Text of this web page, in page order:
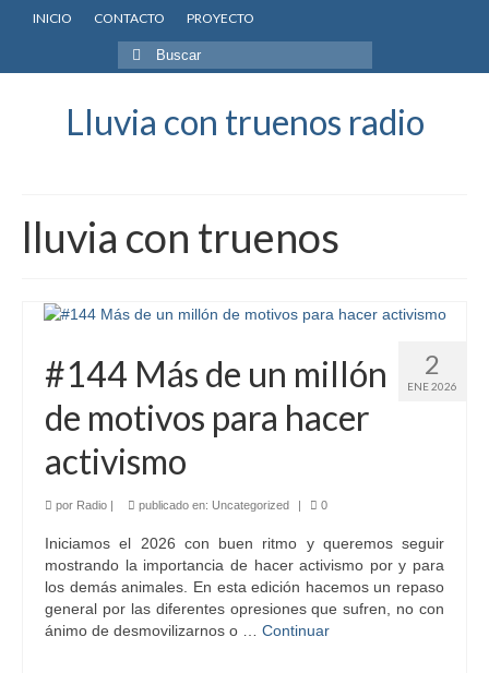
INICIO CONTACTO PROYECTO
Buscar
por:
Lluvia con truenos radio
lluvia con truenos
2
ENE 2026
#144 Más de un millón
de motivos para hacer
activismo
por Radio publicado en: Uncategorized 0
Iniciamos el 2026 con buen ritmo y queremos seguir
mostrando la importancia de hacer activismo por y para
los demás animales. En esta edición hacemos un repaso
general por las diferentes opresiones que sufren, no con
ánimo de desmovilizarnos o … Continuar